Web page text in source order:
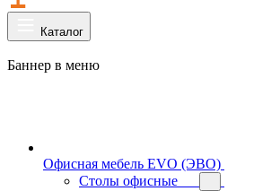
Каталог
Баннер в меню
Офисная мебель EVO (ЭВО)
Cтолы офисные